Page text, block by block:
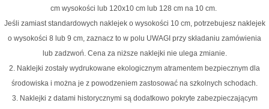
cm wysokości lub 120x10 cm lub 128 cm na 10 cm.
Jeśli zamiast standardowych naklejek o wysokości 10 cm, potrzebujesz naklejek
o wysokości 8 lub 9 cm, zaznacz to w polu UWAGI przy składaniu zamówienia
lub zadzwoń. Cena za niższe naklejki nie ulega zmianie.
2. Naklejki zostały wydrukowane ekologicznym atramentem bezpiecznym dla
środowiska i można je z powodzeniem zastosować na szkolnych schodach.
3. Naklejki z datami historycznymi są dodatkowo pokryte zabezpieczającym